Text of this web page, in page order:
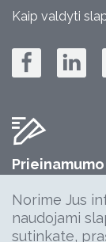
Kaip valdyti
Norime Jus
naudojami
sutinkate,